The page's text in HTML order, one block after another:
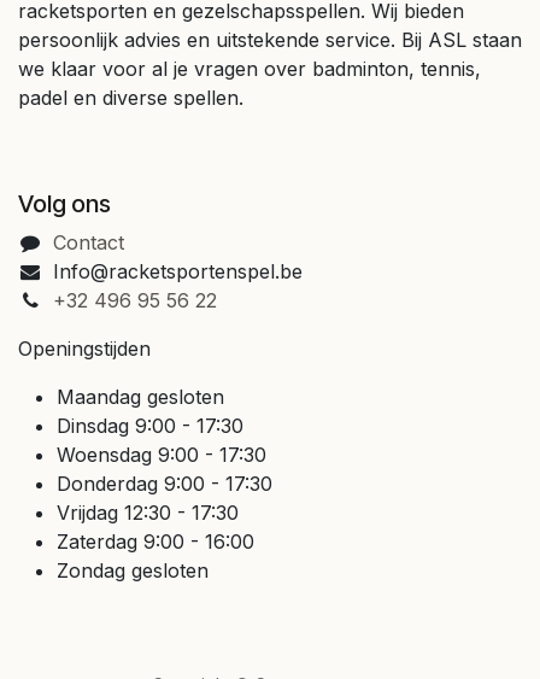
racketsporten en gezelschapsspellen. Wij bieden
persoonlijk advies en uitstekende service. Bij ASL staan
we klaar voor al je vragen over badminton, tennis,
padel en diverse spellen.
Volg ons
Contact
Info@racketsportenspel.be
+32 496 95 56 22
Openingstijden
Maandag gesloten
Dinsdag 9:00 - 17:30
Woensdag 9:00 - 17:30
Donderdag 9:00 - 17:30
Vrijdag 12:30 - 17:30
Zaterdag 9:00 - 16:00
Zondag gesloten